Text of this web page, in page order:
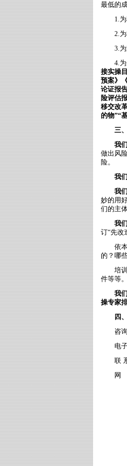
最低的
1.
2.
3.
4.
接实操
预案》
论证报
险评估
移交改
的物”“
三
我
做出风
险。
我
我
妙的用
们的主
我
订“先改
依
的？哪
培
件等等。
我
操专家
四
咨
电
联
网